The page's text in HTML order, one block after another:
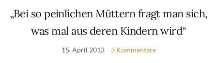
„Bei so peinlichen Müttern fragt man sich,
was mal aus deren Kindern wird“
15. April 2013 3 Kommentare